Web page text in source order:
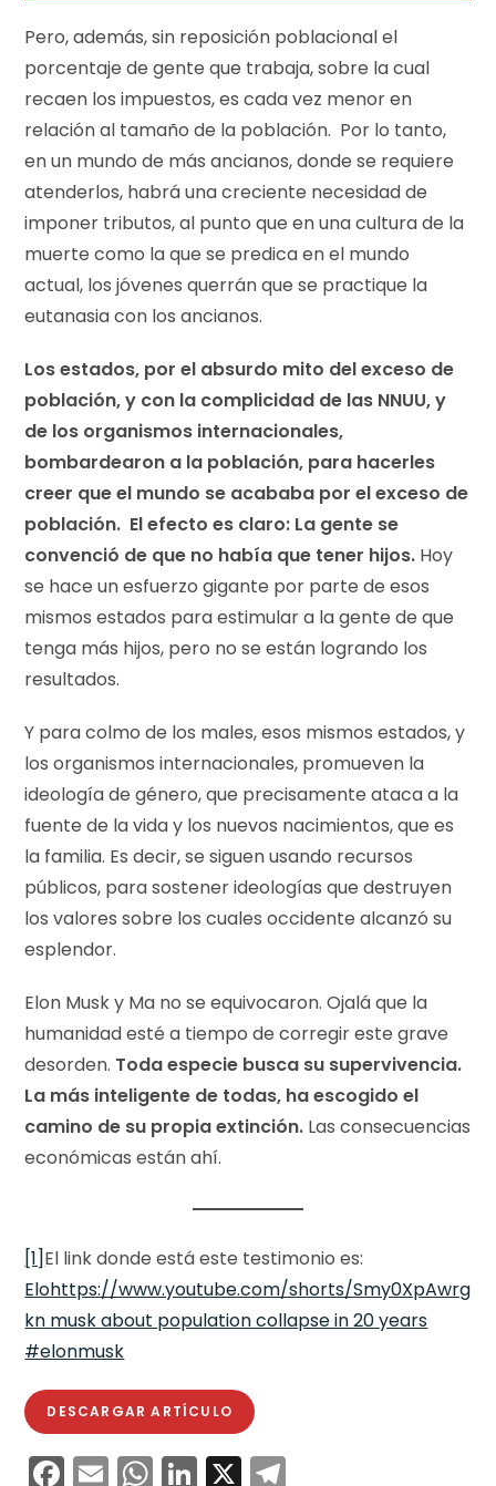
Pero, además, sin reposición poblacional el
porcentaje de gente que trabaja, sobre la cual
recaen los impuestos, es cada vez menor en
relación al tamaño de la población. Por lo tanto,
en un mundo de más ancianos, donde se requiere
atenderlos, habrá una creciente necesidad de
imponer tributos, al punto que en una cultura de la
muerte como la que se predica en el mundo
actual, los jóvenes querrán que se practique la
eutanasia con los ancianos.
Los estados, por el absurdo mito del exceso de
población, y con la complicidad de las NNUU, y
de los organismos internacionales,
bombardearon a la población, para hacerles
creer que el mundo se acababa por el exceso de
población. El efecto es claro: La gente se
convenció de que no había que tener hijos. Hoy
se hace un esfuerzo gigante por parte de esos
mismos estados para estimular a la gente de que
tenga más hijos, pero no se están logrando los
resultados.
Y para colmo de los males, esos mismos estados, y
los organismos internacionales, promueven la
ideología de género, que precisamente ataca a la
fuente de la vida y los nuevos nacimientos, que es
la familia. Es decir, se siguen usando recursos
públicos, para sostener ideologías que destruyen
los valores sobre los cuales occidente alcanzó su
esplendor.
Elon Musk y Ma no se equivocaron. Ojalá que la
humanidad esté a tiempo de corregir este grave
desorden. Toda especie busca su supervivencia.
La más inteligente de todas, ha escogido el
camino de su propia extinción. Las consecuencias
económicas están ahí.
[1]El link donde está este testimonio es:
Elohttps://www.youtube.com/shorts/Smy0XpAwrg
kn musk about population collapse in 20 years
#elonmusk
DESCARGAR ARTÍCULO
F E W Li X